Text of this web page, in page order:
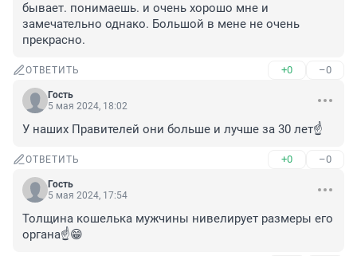
бывает. понимаешь. и очень хорошо мне и
замечательно однако. Большой в мене не очень
прекрасно.
ОТВЕТИТЬ +0 –0
Гость
5 мая 2024, 18:02
У наших Правителей они больше и лучше за 30 лет☝️
ОТВЕТИТЬ +0 –0
Гость
5 мая 2024, 17:54
Толщина кошелька мужчины нивелирует размеры его
органа☝️😁